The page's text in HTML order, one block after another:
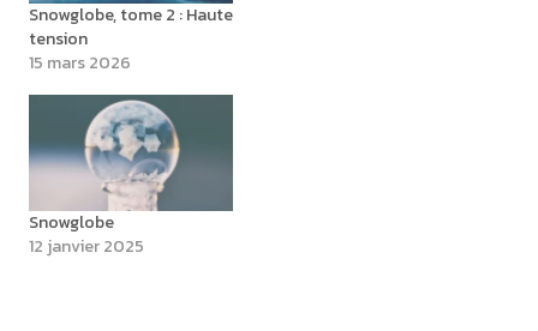
Snowglobe, tome 2 : Haute
tension
15 mars 2026
Snowglobe
12 janvier 2025